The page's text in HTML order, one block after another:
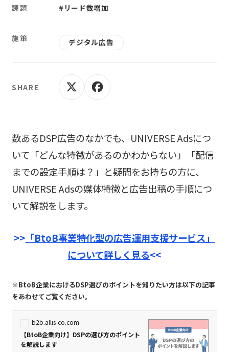
数あるDSP広告のなかでも、UNIVERSE Adsにつ
いて「どんな特徴があるのかわからない」「配信
までの設定手順は？」と疑問をお持ちの方に、
UNIVERSE Adsの媒体特徴と広告出稿の手順につ
いて解説をします。
>> 「BtoB事業特化型の広告運用支援サービス」
について詳しく見る<<
※BtoB企業におけるDSP選びのポイントを知りたい方は以下の記事
をあわせてご覧ください。
b2b.allis-co.com
【BtoB企業向け】DSPの選び方のポイント
を解説します
課題 #リード数増加
施策 デジタル広告
SHARE